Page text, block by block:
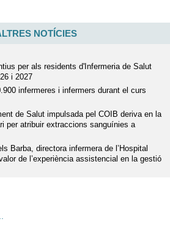
NOTÍCIES
per als residents d'Infermeria de Salut
i 2027
infermeres i infermers durant el curs
de Salut impulsada pel COIB deriva en la
per atribuir extraccions sanguínies a
Barba, directora infermera de l’Hospital
de l’experiència assistencial en la gestió